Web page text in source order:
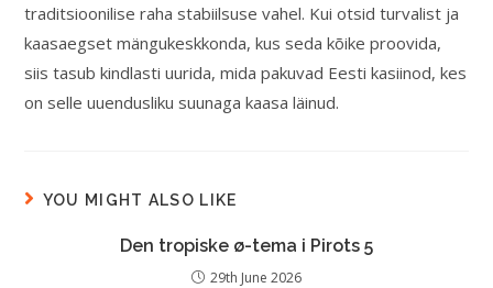
traditsioonilise raha stabiilsuse vahel. Kui otsid turvalist ja
kaasaegset mängukeskkonda, kus seda kõike proovida,
siis tasub kindlasti uurida, mida pakuvad Eesti kasiinod, kes
on selle uuendusliku suunaga kaasa läinud.
YOU MIGHT ALSO LIKE
Den tropiske ø-tema i Pirots 5
29th June 2026